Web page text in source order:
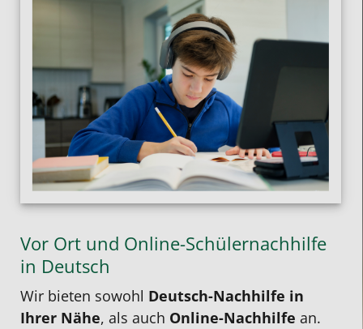
Vor Ort und Online-Schülernachhilfe
in Deutsch
Wir bieten sowohl Deutsch-Nachhilfe in
Ihrer Nähe, als auch Online-Nachhilfe an.